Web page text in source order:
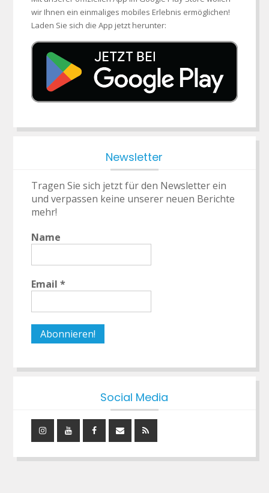
wir Ihnen ein einmaliges mobiles Erlebnis ermöglichen!
Laden Sie sich die App jetzt herunter:
Newsletter
Tragen Sie sich jetzt für den Newsletter ein
und verpassen keine unserer neuen Berichte
mehr!
Name
Email *
Social Media